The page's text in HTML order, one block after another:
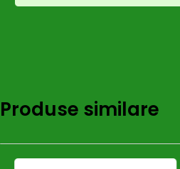
Produse similare